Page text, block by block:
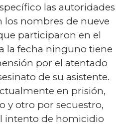
las autoridades
nombres de nueve
participaron en el
la fecha ninguno tiene
por el atentado
de su asistente.
en prisión,
y otro por secuestro,
intento de homicidio